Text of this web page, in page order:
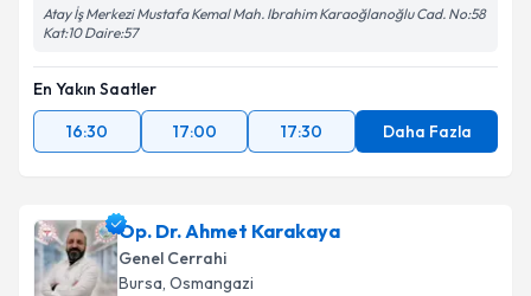
Takvim Talebini Gönder
Atay İş Merkezi Mustafa Kemal Mah. Ibrahim Karaoğlanoğlu Cad. No:58
Kat:10 Daire:57
En Yakın Saatler
16:30
17:00 17:30 Daha Fazla
Op. Dr. Ahmet Karakaya
Genel Cerrahi
Bursa, Osmangazi